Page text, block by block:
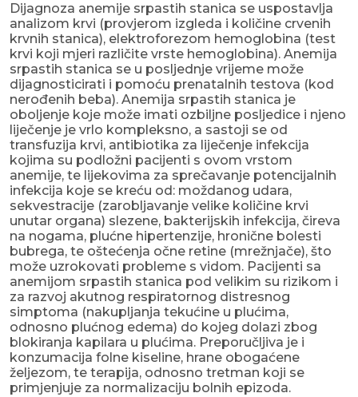
Dijagnoza anemije srpastih stanica se uspostavlja
analizom krvi (provjerom izgleda i količine crvenih
krvnih stanica), elektroforezom hemoglobina (test
krvi koji mjeri različite vrste hemoglobina). Anemija
srpastih stanica se u posljednje vrijeme može
dijagnosticirati i pomoću prenatalnih testova (kod
nerođenih beba). Anemija srpastih stanica je
oboljenje koje može imati ozbiljne posljedice i njeno
liječenje je vrlo kompleksno, a sastoji se od
transfuzija krvi, antibiotika za liječenje infekcija
kojima su podložni pacijenti s ovom vrstom
anemije, te lijekovima za sprečavanje potencijalnih
infekcija koje se kreću od: moždanog udara,
sekvestracije (zarobljavanje velike količine krvi
unutar organa) slezene, bakterijskih infekcija, čireva
na nogama, plućne hipertenzije, hronične bolesti
bubrega, te oštećenja očne retine (mrežnjače), što
može uzrokovati probleme s vidom. Pacijenti sa
anemijom srpastih stanica pod velikim su rizikom i
za razvoj akutnog respiratornog distresnog
simptoma (nakupljanja tekućine u plućima,
odnosno plućnog edema) do kojeg dolazi zbog
blokiranja kapilara u plućima. Preporučljiva je i
konzumacija folne kiseline, hrane obogaćene
željezom, te terapija, odnosno tretman koji se
primjenjuje za normalizaciju bolnih epizoda.